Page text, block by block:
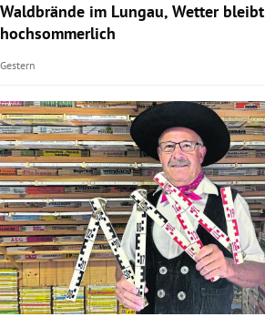
Waldbrände im Lungau, Wetter bleibt
hochsommerlich
Gestern